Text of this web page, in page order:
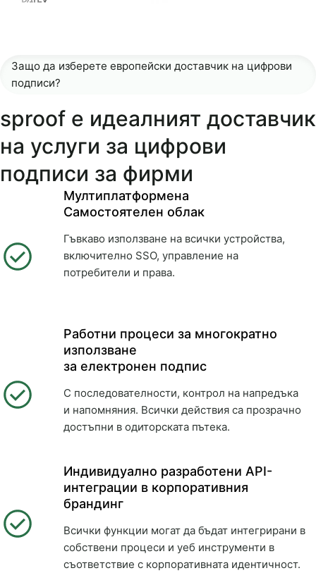
sproof е идеалният доставчик
на услуги за цифрови
подписи за фирми
Защо да изберете европейски доставчик на цифрови
подписи?
Мултиплатформена
Самостоятелен облак
Гъвкаво използване на всички устройства,
включително SSO, управление на
потребители и права.
Работни процеси за многократно
използване
за електронен подпис
С последователности, контрол на напредъка
и напомняния. Всички действия са прозрачно
достъпни в одиторската пътека.
Индивидуално разработени API-
интеграции в корпоративния
брандинг
Всички функции могат да бъдат интегрирани в
собствени процеси и уеб инструменти в
съответствие с корпоративната идентичност.